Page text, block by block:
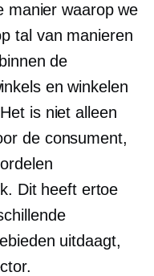
manier waarop we
tal van manieren
de
en winkelen
is niet alleen
de consument,
Dit heeft ertoe
uitdaagt,